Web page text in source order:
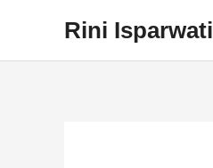
content
Rini Isparwati